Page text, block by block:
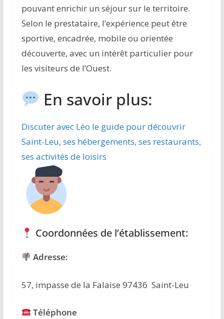
pouvant enrichir un séjour sur le territoire.
Selon le prestataire, l’expérience peut être
sportive, encadrée, mobile ou orientée
découverte, avec un intérêt particulier pour
les visiteurs de l’Ouest.
En savoir plus:
Discuter avec Léo le guide pour découvrir
Saint-Leu, ses hébergements, ses restaurants,
ses activités de loisirs
Coordonnées de l’établissement:
Adresse:
57, impasse de la Falaise 97436 Saint-Leu
Téléphone